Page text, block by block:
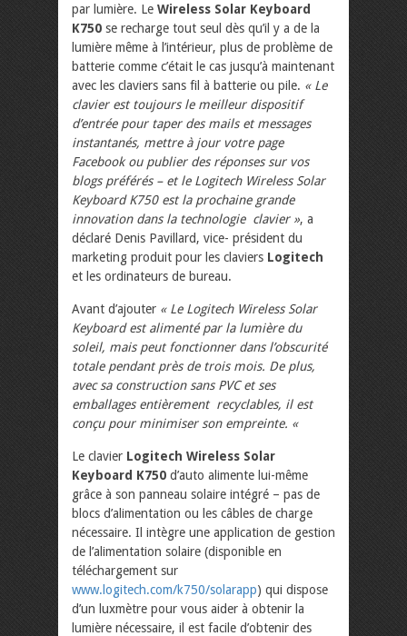
par lumière. Le Wireless Solar Keyboard
K750 se recharge tout seul dès qu’il y a de la
lumière même à l’intérieur, plus de problème de
batterie comme c’était le cas jusqu’à maintenant
avec les claviers sans fil à batterie ou pile. « Le
clavier est toujours le meilleur dispositif
d’entrée pour taper des mails et messages
instantanés, mettre à jour votre page
Facebook ou publier des réponses sur vos
blogs préférés – et le Logitech Wireless Solar
Keyboard K750 est la prochaine grande
innovation dans la technologie clavier », a
déclaré Denis Pavillard, vice- président du
marketing produit pour les claviers Logitech
et les ordinateurs de bureau.
Avant d’ajouter « Le Logitech Wireless Solar
Keyboard est alimenté par la lumière du
soleil, mais peut fonctionner dans l’obscurité
totale pendant près de trois mois. De plus,
avec sa construction sans PVC et ses
emballages entièrement recyclables, il est
conçu pour minimiser son empreinte. «
Le clavier Logitech Wireless Solar
Keyboard K750 d’auto alimente lui-même
grâce à son panneau solaire intégré – pas de
blocs d’alimentation ou les câbles de charge
nécessaire. Il intègre une application de gestion
de l’alimentation solaire (disponible en
téléchargement sur
www.logitech.com/k750/solarapp) qui dispose
d’un luxmètre pour vous aider à obtenir la
lumière nécessaire, il est facile d’obtenir des